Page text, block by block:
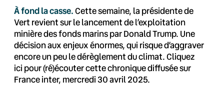
À fond la casse.Cette semaine, la présidente de
Vert revient sur le lancement de l’exploitation
minière des fonds marins par Donald Trump. Une
décision aux enjeux énormes, qui risque d’aggraver
encore un peu le dérèglement du climat. Cliquez
ici pour (ré)écouter cette chronique diffusée sur
France inter, mercredi 30 avril 2025.